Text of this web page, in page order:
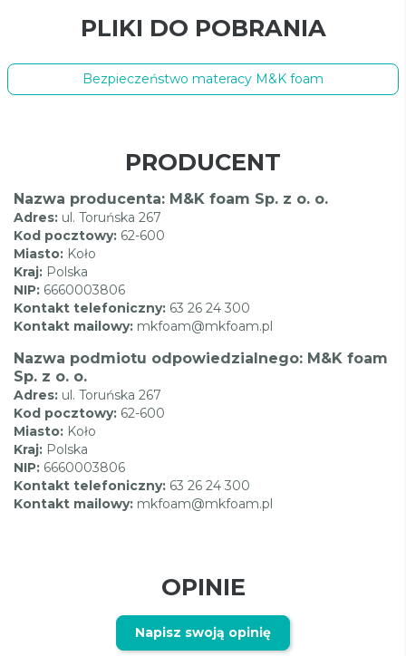
PLIKI DO POBRANIA
Bezpieczeństwo materacy M&K foam
PRODUCENT
Nazwa producenta: M&K foam Sp. z o. o.
Adres: ul. Toruńska 267
Kod pocztowy: 62-600
Miasto: Koło
Kraj: Polska
NIP: 6660003806
Kontakt telefoniczny: 63 26 24 300
Kontakt mailowy: mkfoam@mkfoam.pl
Nazwa podmiotu odpowiedzialnego: M&K foam
Sp. z o. o.
Adres: ul. Toruńska 267
Kod pocztowy: 62-600
Miasto: Koło
Kraj: Polska
NIP: 6660003806
Kontakt telefoniczny: 63 26 24 300
Kontakt mailowy: mkfoam@mkfoam.pl
OPINIE
Napisz swoją opinię